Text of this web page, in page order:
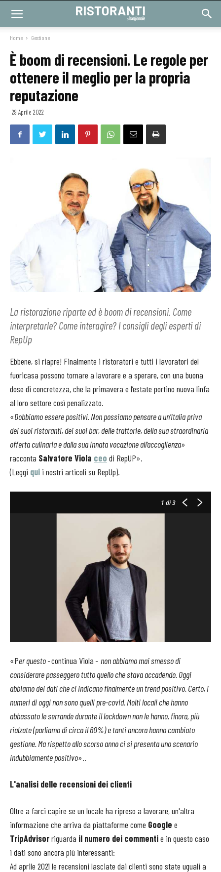
Home Gestione
È boom di recensioni. Le regole per
ottenere il meglio per la propria
reputazione
29 Aprile 2022
La ristorazione riparte ed è boom di recensioni. Come
interpretarle? Come interagire? I consigli degli esperti di
RepUp
Ebbene, si riapre! Finalmente i ristoratori e tutti i lavoratori del
fuoricasa possono tornare a lavorare e a sperare, con una buona
dose di concretezza, che la primavera e l’estate portino nuova linfa
al loro settore così penalizzato.
«Dobbiamo essere positivi. Non possiamo pensare a un’Italia priva
dei suoi ristoranti, dei suoi bar, delle trattorie, della sua straordinaria
offerta culinaria e dalla sua innata vocazione all’accoglienza»
racconta Salvatore Viola ceo di RepUP».
(Leggi qui i nostri articoli su RepUp).
1 di 3
«Per questo -continua Viola - non abbiamo mai smesso di
considerare passeggero tutto quello che stava accadendo. Oggi
abbiamo dei dati che ci indicano finalmente un trend positivo. Certo, i
numeri di oggi non sono quelli pre-covid. Molti locali che hanno
abbassato le serrande durante il lockdown non le hanno, finora, più
rialzate (parliamo di circa il 60%) e tanti ancora hanno cambiato
gestione. Ma rispetto allo scorso anno ci si presenta uno scenario
indubbiamente positivo»..
L'analisi delle recensioni dei clienti
Oltre a farci capire se un locale ha ripreso a lavorare, un'altra
informazione che arriva da piattaforme come Google e
TripAdvisorriguarda il numero dei commentie in questo caso
i dati sono ancora più interessanti:
Ad aprile 2021 le recensioni lasciate dai clienti sono state uguali a